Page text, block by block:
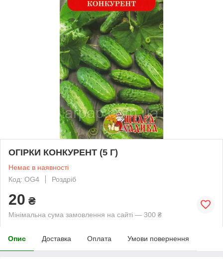
ОГІРКИ КОНКУРЕНТ (5 Г)
Немає в наявності
Код: OG4
Роздріб
20 ₴
Мінімальна сума замовлення на сайті — 300 ₴
Опис Доставка Оплата Умови повернення